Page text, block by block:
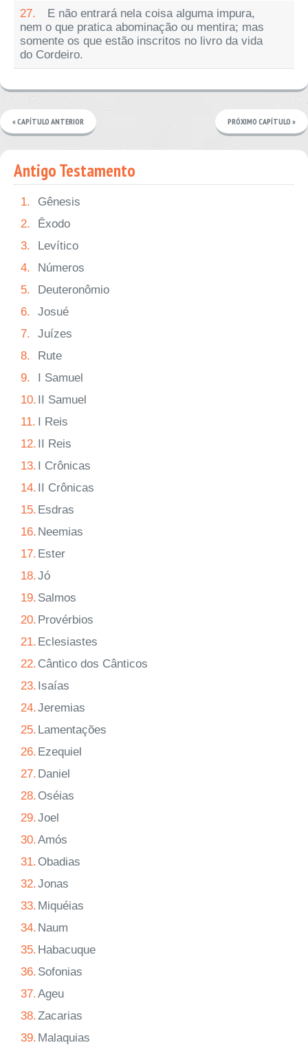
27.
E não entrará nela coisa alguma impura,
nem o que pratica abominação ou mentira; mas
somente os que estão inscritos no livro da vida
do Cordeiro.
« CAPÍTULO ANTERIOR PRÓXIMO CAPÍTULO »
Antigo Testamento
1.
Gênesis
2.
Êxodo
3.
Levítico
4.
Números
5.
Deuteronômio
6.
Josué
7.
Juízes
8.
Rute
9.
I Samuel
10. II Samuel
11. I Reis
12. II Reis
13. I Crônicas
14. II Crônicas
15. Esdras
16. Neemias
17. Ester
18.Jó
19. Salmos
20. Provérbios
21. Eclesiastes
22. Cântico dos Cânticos
23. Isaías
24.Jeremias
25. Lamentações
26. Ezequiel
27. Daniel
28. Oséias
29.Joel
30.Amós
31. Obadias
32.Jonas
33. Miquéias
34. Naum
35. Habacuque
36. Sofonias
37.Ageu
38.Zacarias
39. Malaquias